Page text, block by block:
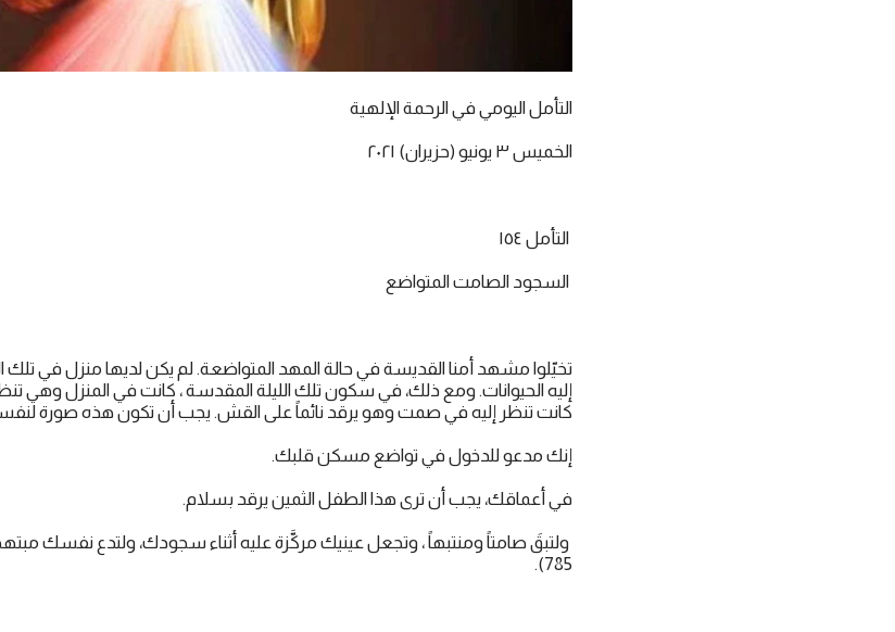
التأمل اليومي في الرحمة الإلهية
الخميس ٣ يونيو (حزيران) ٢٠٢١
التأمل ١٥٤
السجود الصامت المتواضع
تخيّلوا مشهد أمنا القديسة في حالة المهد المتواضعة. لم يكن لديها منزل في تلك
إليه الحيوانات. ومع ذلك، في سكون تلك الليلة المقدسة ، كانت في المنزل وهي
كانت تنظر إليه في صمت وهو يرقد نائماً على القش. يجب أن تكون هذه صورة
إنك مدعو للدخول في تواضع مسكن قلبك.
في أعماقك، يجب أن ترى هذا الطفل الثمين يرقد بسلام.
ولتبقَ صامتاً ومنتبهاً ، وتجعل عينيك مركَّزة عليه أثناء سجودك، ولتدع نفسك
785).